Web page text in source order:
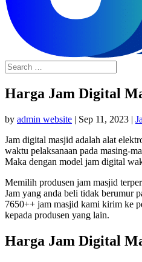
Harga Jam Digital
by admin website | Sep 11, 2023 |
Jam digital masjid adalah alat
waktu pelaksanaan pada masing-
Maka dengan model jam digital
Memilih produsen jam masjid
Jam yang anda beli tidak berumur
7650++ jam masjid kami kirim ke
kepada produsen yang lain.
Harga Jam Digital